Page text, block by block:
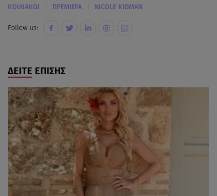
ΚΟΙΛΙΑΚΟΙ ΠΡΕΜΙΕΡΑ NICOLE KIDMAN
Follow us:
ΔΕΙΤΕ ΕΠΙΣΗΣ